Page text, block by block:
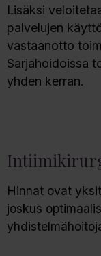
Lisäksi
palvelujen
vastaanotto
Sarjahoidoissa
yhden kerran.
Hinnat ovat
joskus